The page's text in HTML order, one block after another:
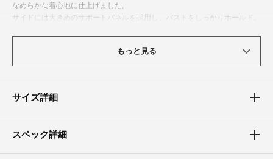
なめらかな着心地に仕上げました。
サイドには大きめのサポートパネルを採用し、バストをしっかりホールド。
胸元や背中にはレースをあしらい、機能性だけでなく女性らしい華やかさも
プラス。
毎日気軽に取り入れられる、快適さと可愛らしさを兼ね備えたナイトワンピ
〈ブラジャーの仕様〉
もっと見る
サイズ詳細
スペック詳細